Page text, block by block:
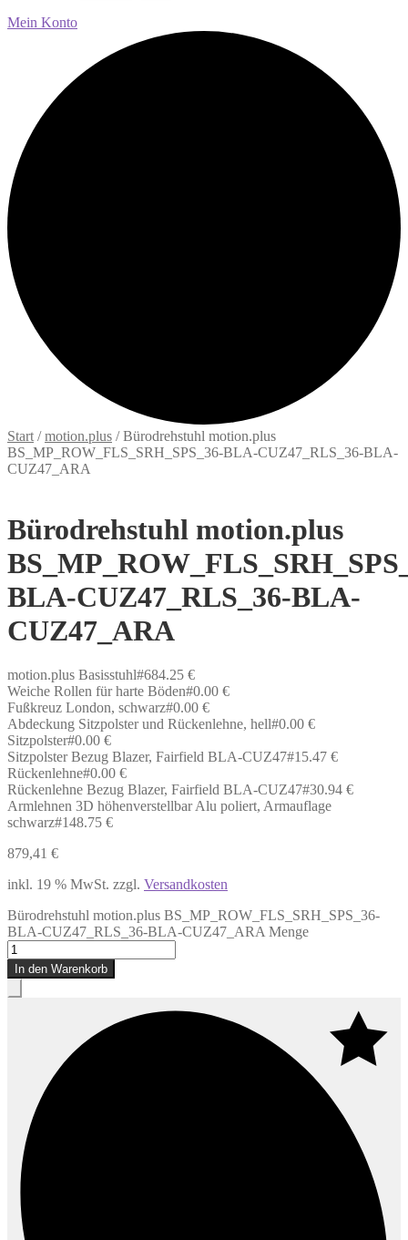
Mein Konto
Start /motion.plus /Bürodrehstuhl motion.plus
BS_MP_ROW_FLS_SRH_SPS_36-BLA-CUZ47_RLS_36-BLA-
CUZ47_ARA
Bürodrehstuhl motion.plus
BLA-CUZ47_RLS_36-BLA-
CUZ47_ARA
motion.plus Basisstuhl#684.25 €
Weiche Rollen für harte Böden#0.00 €
Fußkreuz London, schwarz#0.00 €
Abdeckung Sitzpolster und Rückenlehne, hell#0.00 €
Sitzpolster#0.00 €
Sitzpolster Bezug Blazer, Fairfield BLA-CUZ47#15.47 €
Rückenlehne#0.00 €
Rückenlehne Bezug Blazer, Fairfield BLA-CUZ47#30.94 €
Armlehnen 3D höhenverstellbar Alu poliert, Armauflage
schwarz#148.75 €
879,41 €
inkl. 19 % MwSt. zzgl. Versandkosten
Bürodrehstuhl motion.plus BS_MP_ROW_FLS_SRH_SPS_36-
BLA-CUZ47_RLS_36-BLA-CUZ47_ARA Menge
In den Warenkorb